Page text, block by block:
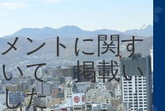
ントに関す
いて 掲載い
た